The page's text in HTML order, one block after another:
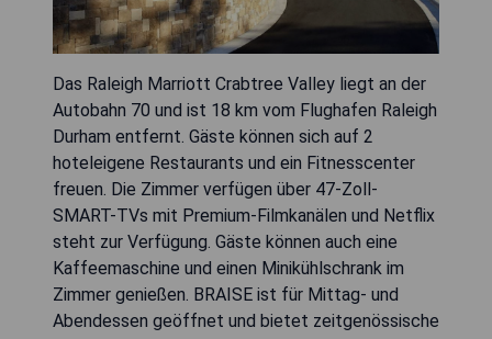
Das Raleigh Marriott Crabtree Valley liegt an der
Autobahn 70 und ist 18 km vom Flughafen Raleigh
Durham entfernt. Gäste können sich auf 2
hoteleigene Restaurants und ein Fitnesscenter
freuen. Die Zimmer verfügen über 47-Zoll-
SMART-TVs mit Premium-Filmkanälen und Netflix
steht zur Verfügung. Gäste können auch eine
Kaffeemaschine und einen Minikühlschrank im
Zimmer genießen. BRAISE ist für Mittag- und
Abendessen geöffnet und bietet zeitgenössische